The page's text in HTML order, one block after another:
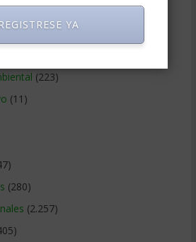
(223)
(11)
(280)
(2.257)
REGISTRESE YA